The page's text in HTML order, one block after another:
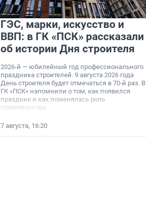
ГЭС, марки, искусство и
ВВП: в ГК «ПСК» рассказали
об истории Дня строителя
2026-й — юбилейный год профессионального
праздника строителей. 9 августа 2026 года
День строителя будет отмечаться в 70-й раз. В
ГК «ПСК» напомнили о том, как появился
праздник и как поменялась роль
строительства.
7 августа, 16:20